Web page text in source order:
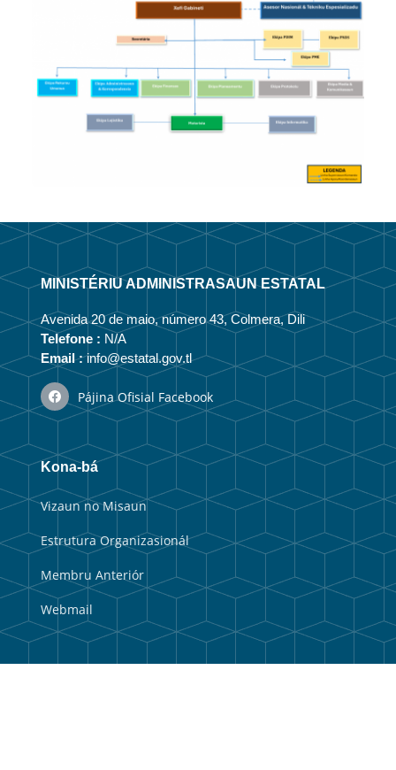
MINISTÉRIU ADMINISTRASAUN ESTATAL
Avenida 20 de maio, número 43, Colmera, Dili
Telefone : N/A
Email :info@estatal.gov.tl
Pájina Ofisial Facebook
Kona-bá
Vizaun no Misaun
Estrutura Organizasionál
Membru Anteriór
Webmail